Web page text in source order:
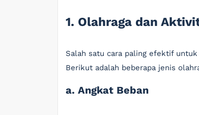
1. Olahraga dan
Salah satu cara paling efektif
Berikut adalah beberapa jenis
a. Angkat Beban